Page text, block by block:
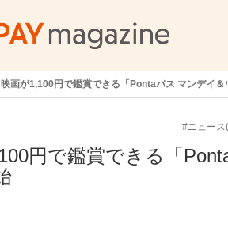
画が1,100円で鑑賞できる「Pontaパス マンデイ
#ニュー
円で鑑賞できる「